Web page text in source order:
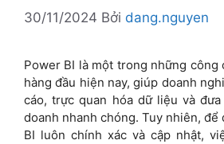
30/11/2024 Bởi dang.nguyen
Power BI là một trong những công
hàng đầu hiện nay, giúp doanh
cáo, trực quan hóa dữ liệu và
doanh nhanh chóng. Tuy nhiên,
BI luôn chính xác và cập nhật,